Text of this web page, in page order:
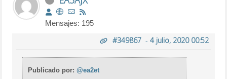
Mensajes: 195
#349867- 4 julio, 2020 00:52
Publicado por:@ea2et